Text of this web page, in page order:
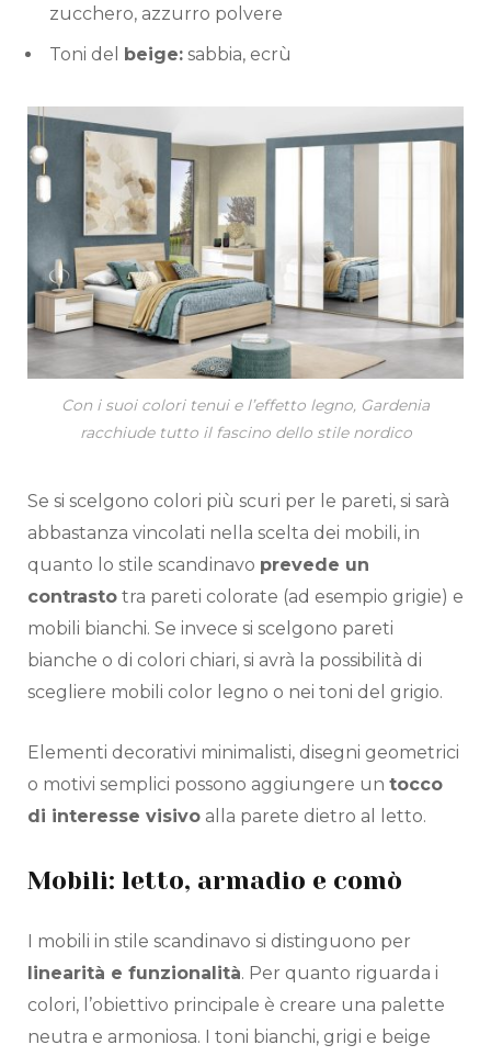
zucchero, azzurro polvere
Toni del beige: sabbia, ecrù
Con i suoi colori tenui e l’effetto legno, Gardenia
racchiude tutto il fascino dello stile nordico
Se si scelgono colori più scuri per le pareti, si sarà
abbastanza vincolati nella scelta dei mobili, in
quanto lo stile scandinavo prevede un
contrasto tra pareti colorate (ad esempio grigie) e
mobili bianchi. Se invece si scelgono pareti
bianche o di colori chiari, si avrà la possibilità di
scegliere mobili color legno o nei toni del grigio.
Elementi decorativi minimalisti, disegni geometrici
o motivi semplici possono aggiungere un tocco
di interesse visivo alla parete dietro al letto.
Mobili: letto, armadio e comò
I mobili in stile scandinavo si distinguono per
linearità e funzionalità. Per quanto riguarda i
colori, l’obiettivo principale è creare una palette
neutra e armoniosa. I toni bianchi, grigi e beige